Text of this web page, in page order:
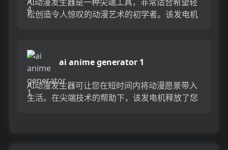
松创造令人惊叹的动漫艺术的初学者。该发电机
ai anime generator 1
AI动漫发生器可让您在短时间内将动漫愿景带入
生活。在尖端技术的帮助下，该发电机释放了您